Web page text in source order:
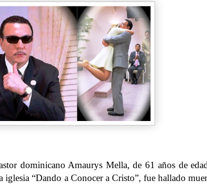
dominicano Amaurys Mella, de 61 años de
“Dando a Conocer a Cristo”, fue hallado